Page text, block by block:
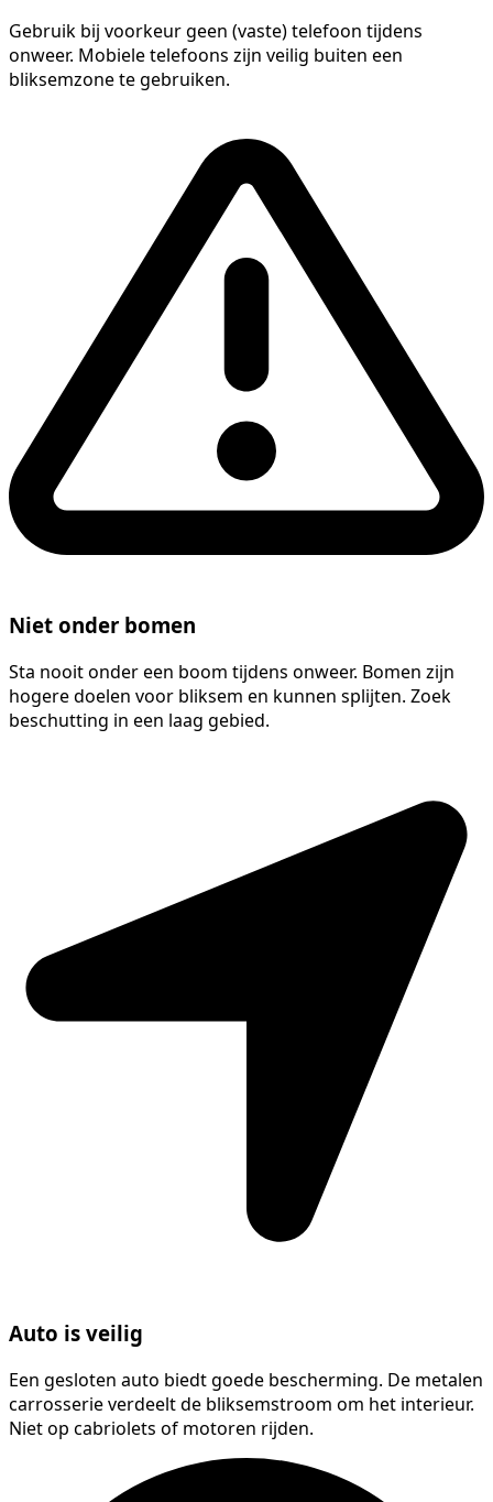
Gebruik bij voorkeur geen (vaste) telefoon tijdens
onweer. Mobiele telefoons zijn veilig buiten een
bliksemzone te gebruiken.
Niet onder bomen
Sta nooit onder een boom tijdens onweer. Bomen zijn
hogere doelen voor bliksem en kunnen splijten. Zoek
beschutting in een laag gebied.
Auto is veilig
Een gesloten auto biedt goede bescherming. De metalen
carrosserie verdeelt de bliksemstroom om het interieur.
Niet op cabriolets of motoren rijden.